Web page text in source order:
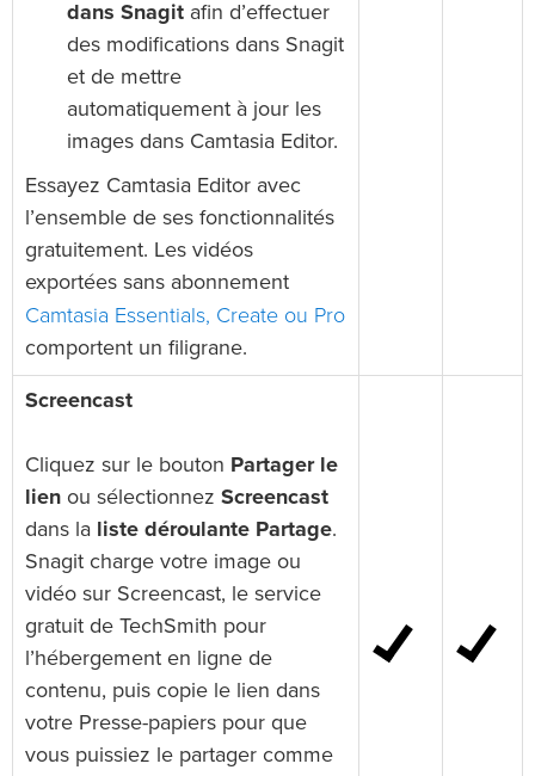
dans Snagit afin d’effectuer
des modifications dans Snagit
et de mettre
automatiquement à jour les
images dans Camtasia Editor.
Essayez Camtasia Editor avec
l’ensemble de ses fonctionnalités
gratuitement. Les vidéos
exportées sans abonnement
Camtasia Essentials, Create ou Pro
comportent un filigrane.
Screencast
Cliquez sur le bouton Partager le
lien ou sélectionnez Screencast
dans la
liste déroulante Partage.
Snagit charge votre image ou
vidéo sur Screencast, le service
gratuit de TechSmith pour
l’hébergement en ligne de
contenu, puis copie le lien dans
votre Presse-papiers pour que
vous puissiez le partager comme